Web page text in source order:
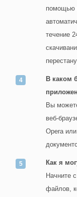
помощью
течение
В каком
Вы
веб-
Opera
Как я
Начните
файлов,